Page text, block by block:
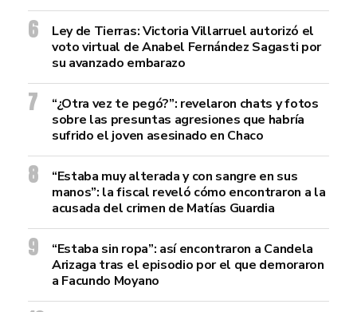
Ley de Tierras: Victoria Villarruel autorizó el
voto virtual de Anabel Fernández Sagasti por
su avanzado embarazo
“¿Otra vez te pegó?”: revelaron chats y fotos
sobre las presuntas agresiones que habría
sufrido el joven asesinado en Chaco
“Estaba muy alterada y con sangre en sus
manos”: la fiscal reveló cómo encontraron a la
acusada del crimen de Matías Guardia
“Estaba sin ropa”: así encontraron a Candela
Arizaga tras el episodio por el que demoraron
a Facundo Moyano